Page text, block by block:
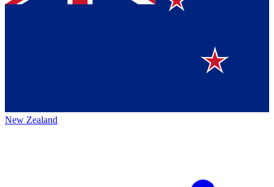
New Zealand